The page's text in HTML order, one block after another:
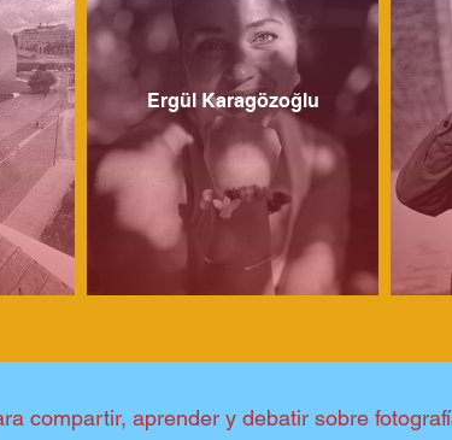
Ergül Karagözoğlu
compartir, aprender y debatir sobre